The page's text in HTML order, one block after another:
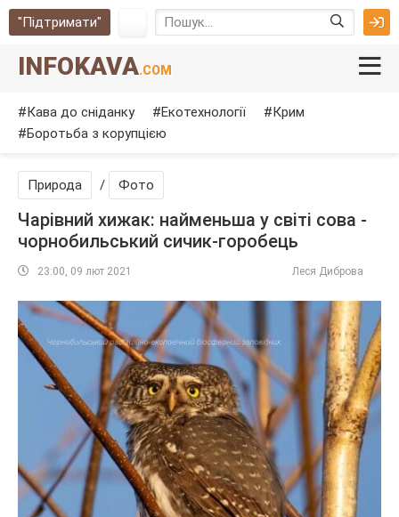
"Підтримати"
INFOKAVA.COM
Кава до сніданку Екотехнології
Крим
Боротьба з корупцією
Природа / Фото
Чарівний хижак: найменьша у світі сова -
чорнобильський сичик-горобець
23:00, 09 лют 2021 Леся Диброва